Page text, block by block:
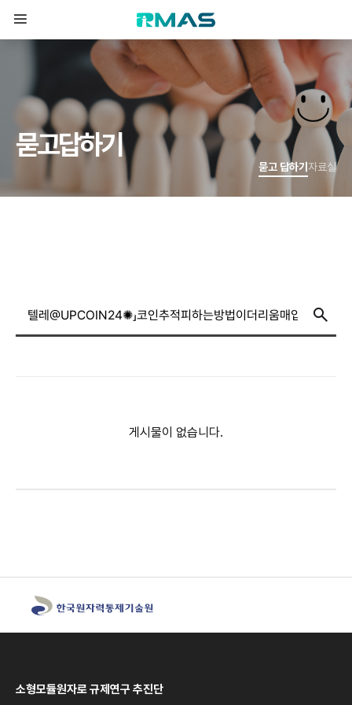
묻고답하기
묻고 답하기 자료실
게시물이 없습니다.
소형모듈원자로 규제연구 추진단